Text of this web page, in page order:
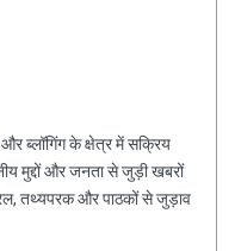
ब्लॉगिंग के क्षेत्र में सक्रिय
मुद्दों और जनता से जुड़ी खबरों
तथ्यपरक और पाठकों से जुड़ाव